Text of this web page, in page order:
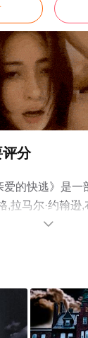
分
的快逃》是一
,拉马尔·约翰逊
鲁·埃斯贝克,戴
更多相关信息
解。
